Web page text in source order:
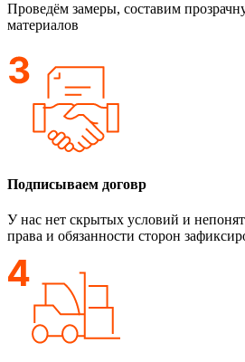
Проведём замеры, составим
материалов
Подписываем договр
У нас нет скрытых условий и
права и обязанности сторон